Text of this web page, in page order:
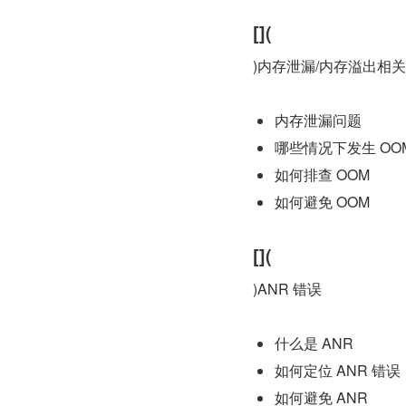
[](
)内存泄漏/内存溢出相关
内存泄漏问题
哪些情况下发生
如何排查 OOM
如何避免 OOM
[](
)ANR 错误
什么是 ANR
如何定位 ANR 错误
如何避免 ANR